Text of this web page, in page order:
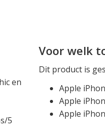
en
5
Voor welk
Dit product is
Apple
Apple
Apple